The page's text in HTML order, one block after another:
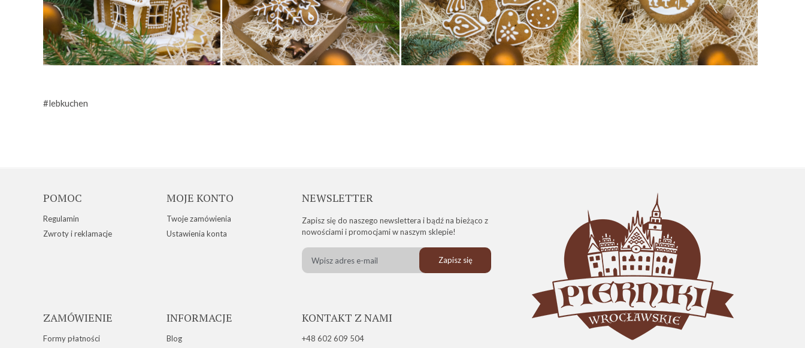
#lebkuchen
POMOC
Regulamin
Zwroty i reklamacje
MOJE KONTO
Twoje zamówienia
Ustawienia konta
ZAMÓWIENIE
Formy płatności
INFORMACJE
Blog
NEWSLETTER
Zapisz się do naszego newslettera i bądź na bieżąco z
nowościami i promocjami w naszym sklepie!
Zapisz się
KONTAKT Z NAMI
+48 602 609 504